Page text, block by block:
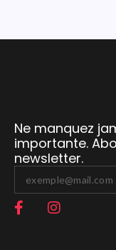
Ne manquez
importante.
newsletter.